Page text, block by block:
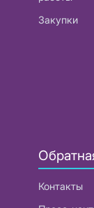
Закупки
Контакты